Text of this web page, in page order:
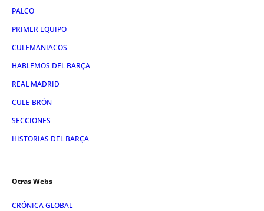
PALCO
PRIMER EQUIPO
CULEMANIACOS
HABLEMOS DEL BARÇA
REAL MADRID
CULE-BRÓN
SECCIONES
HISTORIAS DEL BARÇA
Otras Webs
CRÓNICA GLOBAL